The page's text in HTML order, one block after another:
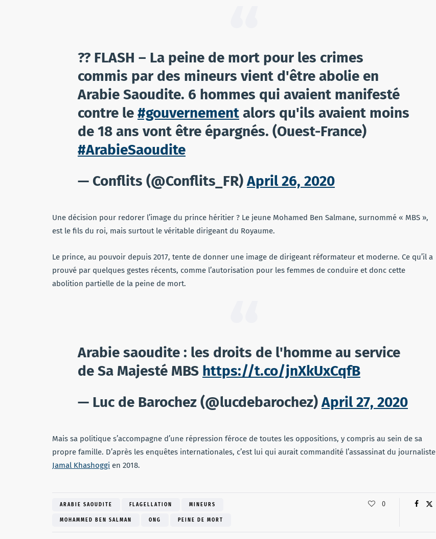
?? FLASH – La peine de mort pour les crimes
commis par des mineurs vient d'être abolie en
Arabie Saoudite. 6 hommes qui avaient manifesté
contre le #gouvernement alors qu'ils avaient moins
de 18 ans vont être épargnés. (Ouest-France)
#ArabieSaoudite
— Conflits (@Conflits_FR)April 26, 2020
Une décision pour redorer l’image du prince héritier ? Le jeune Mohamed Ben Salmane, surnommé « MBS »,
est le fils du roi, mais surtout le véritable dirigeant du Royaume.
Le prince, au pouvoir depuis 2017, tente de donner une image de dirigeant réformateur et moderne. Ce qu’il a
prouvé par quelques gestes récents, comme l’autorisation pour les femmes de conduire et donc cette
abolition partielle de la peine de mort.
Arabie saoudite : les droits de l'homme au service
de Sa Majesté MBS https://t.co/jnXkUxCqfB
— Luc de Barochez (@lucdebarochez)April 27, 2020
Mais sa politique s’accompagne d’une répression féroce de toutes les oppositions, y compris au sein de sa
propre famille. D’après les enquêtes internationales, c’est lui qui aurait commandité l’assassinat du journaliste
Jamal Khashoggi en 2018.
ARABIE SAOUDITE FLAGELLATION MINEURS
MOHAMMED BEN SALMAN ONG PEINE DE MORT
0